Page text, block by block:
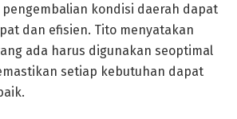
kondisi daerah dapat
dan efisien. Tito menyatakan
ada harus digunakan seoptimal
setiap kebutuhan dapat